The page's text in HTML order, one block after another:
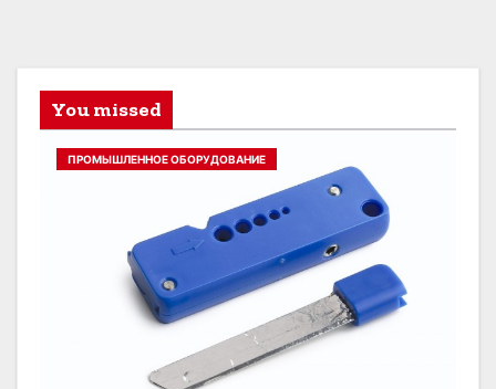
You missed
ПРОМЫШЛЕННОЕ ОБОРУДОВАНИЕ